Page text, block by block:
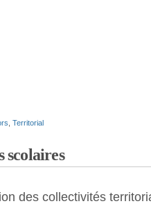
Territorial
scolaires
des collectivités